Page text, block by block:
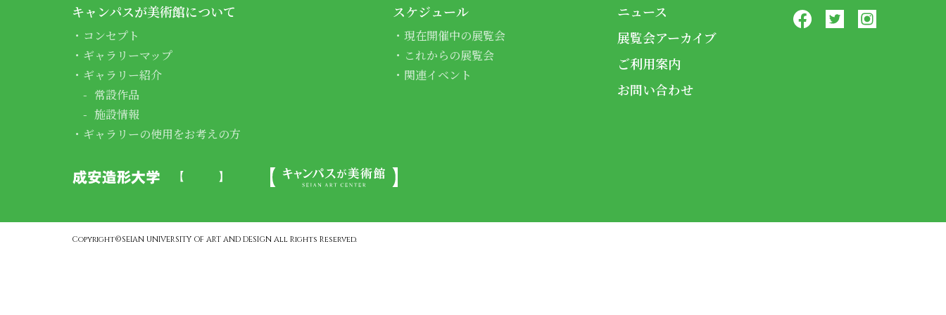
キャンパスが美術館について
コンセプト
ギャラリーマップ
ギャラリー紹介
常設作品
施設情報
ギャラリーの使用をお考えの方
スケジュール
現在開催中の展覧会
これからの展覧会
関連イベント
ニュース
展覧会アーカイブ
ご利用案内
お問い合わせ
Copyright©SEIAN UNIVERSITY OF ART AND DESIGN All Rights Reserved.